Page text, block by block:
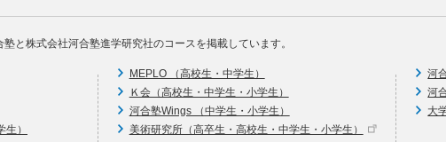
と株式会社河合塾進学研究社のコースを掲載しています。
）
MEPLO （高校生・中学生）
Ｋ会（高校生・中学生・小学生）
河合塾Wings （中学生・小学生）
美術研究所（高卒生・高校生・中学生・小学生）
河
河
大